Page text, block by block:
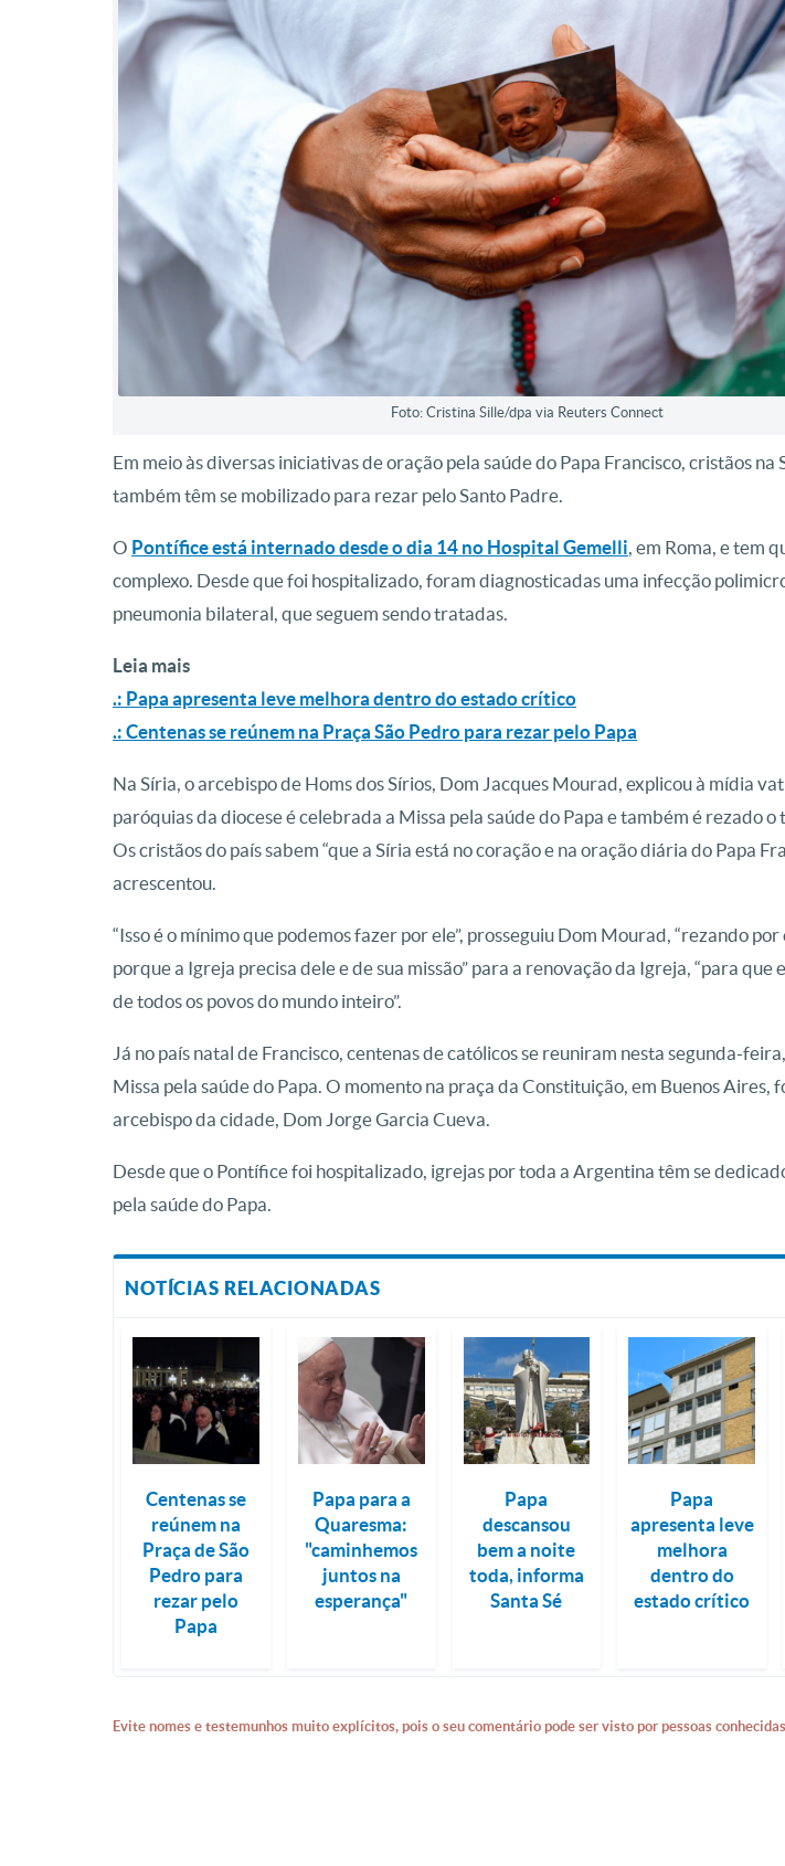
Foto: Cristina Sille/dpa via Reuters Connect
Em meio às diversas iniciativas de oração pela saúde do Papa Francisco, cristãos na
também têm se mobilizado para rezar pelo Santo Padre.
O Pontífice está internado desde o dia 14 no Hospital Gemelli, em Roma, e tem
complexo. Desde que foi hospitalizado, foram diagnosticadas uma infecção
pneumonia bilateral, que seguem sendo tratadas.
Leia mais
.: Papa apresenta leve melhora dentro do estado crítico
.: Centenas se reúnem na Praça São Pedro para rezar pelo Papa
Na Síria, o arcebispo de Homs dos Sírios, Dom Jacques Mourad, explicou à mídia
paróquias da diocese é celebrada a Missa pela saúde do Papa e também é rezado o
Os cristãos do país sabem “que a Síria está no coração e na oração diária do Papa
acrescentou.
“Isso é o mínimo que podemos fazer por ele”, prosseguiu Dom Mourad, “rezando por
porque a Igreja precisa dele e de sua missão” para a renovação da Igreja, “para que
de todos os povos do mundo inteiro”.
Já no país natal de Francisco, centenas de católicos se reuniram nesta segunda-
Missa pela saúde do Papa. O momento na praça da Constituição, em Buenos Aires,
arcebispo da cidade, Dom Jorge Garcia Cueva.
Desde que o Pontífice foi hospitalizado, igrejas por toda a Argentina têm se
pela saúde do Papa.
NOTÍCIAS RELACIONADAS
Centenas se
reúnem na
Praça de São
Pedro para
rezar pelo
Papa
Papa para a
Quaresma:
"caminhemos
juntos na
esperança"
Papa
descansou
bem a noite
toda, informa
Santa Sé
Papa
apresenta leve
melhora
dentro do
estado crítico
Evite nomes e testemunhos muito explícitos, pois o seu comentário pode ser visto por pessoas conhecidas.